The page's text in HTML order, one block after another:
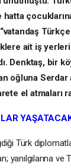
hatta
ait iş
Denktaş, bir
oğluna Serdar
el atmaları
Türk
yanılgılarına